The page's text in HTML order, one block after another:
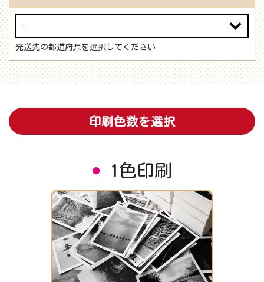
発送先の都道府県を選択してください
印刷色数を選択
1色印刷